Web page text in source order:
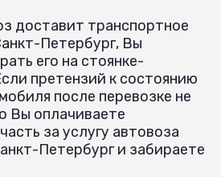
доставит транспортное
Петербург, Вы
его на стоянке-
претензий к состоянию
после перевозке не
Вы оплачиваете
за услугу автовоза
Петербург и забираете